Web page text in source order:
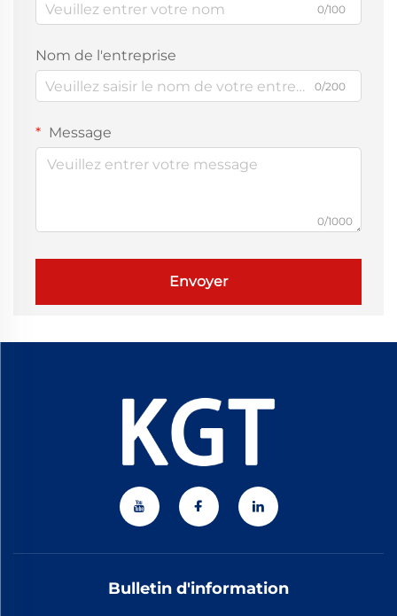
0/100
Nom de l'entreprise
0/200
Message
0/1000
Envoyer
Bulletin d'information